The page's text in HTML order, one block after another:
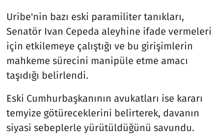
Uribe'nin bazı eski paramiliter tanıkları,
Senatör Ivan Cepeda aleyhine ifade vermeleri
için etkilemeye çalıştığı ve bu girişimlerin
mahkeme sürecini manipüle etme amacı
taşıdığı belirlendi.
Eski Cumhurbaşkanının avukatları ise kararı
temyize götüreceklerini belirterek, davanın
siyasi sebeplerle yürütüldüğünü savundu.